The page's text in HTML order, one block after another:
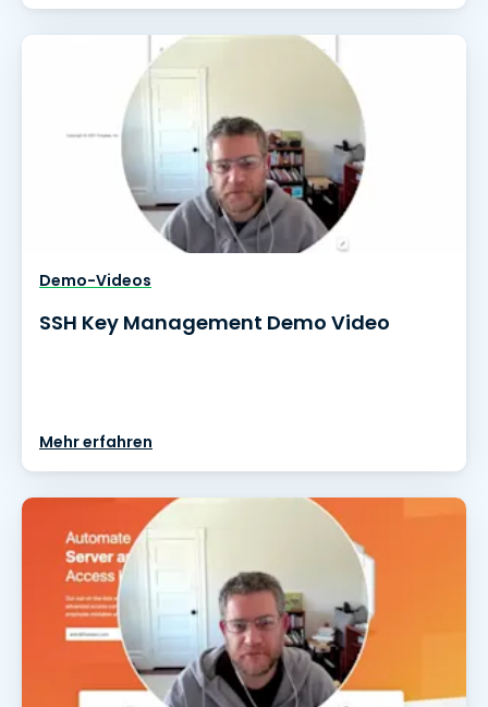
Demo-Videos
SSH Key Management Demo Video
Mehr erfahren